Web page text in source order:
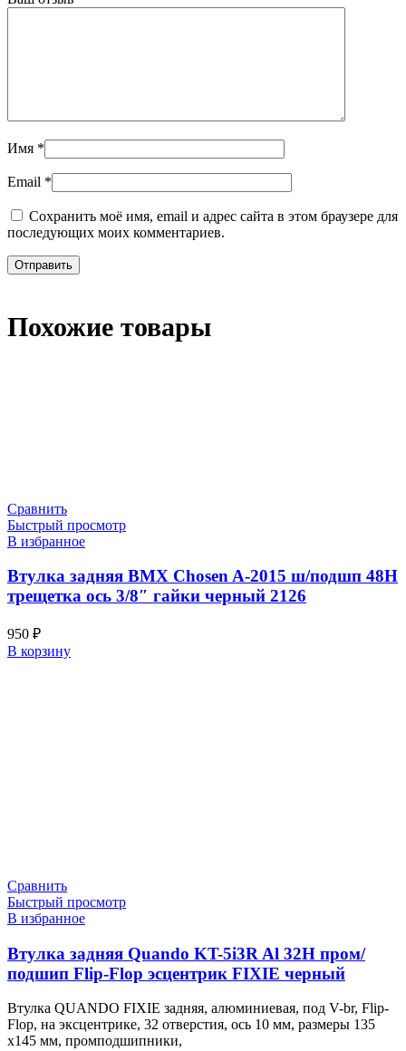
Имя *
Email *
Сохранить моё имя, email и адрес сайта в этом браузере для
последующих моих комментариев.
Похожие товары
Сравнить
Быстрый просмотр
В избранное
Втулка задняя BMX Chosen A-2015 ш/подшп 48H
трещетка ось 3/8″ гайки черный 2126
950 ₽
В корзину
Сравнить
Быстрый просмотр
В избранное
Втулка задняя Quando KT-5i3R Al 32H пром/
подшип Flip-Flop эсцентрик FIXIE черный
Втулка QUANDO FIXIE задняя, алюминиевая, под V-br, Flip-
Flop, на эксцентрике, 32 отверстия, ось 10 мм, размеры 135
х145 мм, промподшипники,